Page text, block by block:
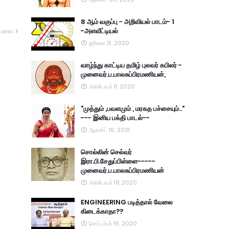
8 ஆம் வகுப்பு - அறிவியல் பாடம்- 1
-அளவீட்டியல்
ஜூலை 31, 2020
வாழ்ந்து காட்டிய தமிழ் புலவர் கபிலர் -
முனைவர்.ப.பாலசுப்பிரமணியன்,
அக்டோபர் 11, 2020
"முத்தும் ,பவளமும் , மரகத பச்சையும்.."
--- இனிய பக்தி பாடல்--
ஆகஸ்ட் 16, 2021
சொல்லின் செல்வர்
இரா.பி.சேதுப்பிள்ளை-----
முனைவர்.ப.பாலசுப்பிரமணியன்
அக்டோபர் 18, 2020
ENGINEERING படித்தால் வேலை
கிடைக்காதா??
செப்டம்பர் 16, 2020